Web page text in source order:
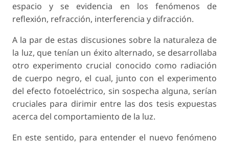
espacio y se evidencia en los fenómenos de
reflexión, refracción, interferencia y difracción.
A la par de estas discusiones sobre la naturaleza de
la luz, que tenían un éxito alternado, se desarrollaba
otro experimento crucial conocido como radiación
de cuerpo negro, el cual, junto con el experimento
del efecto fotoeléctrico, sin sospecha alguna, serían
cruciales para dirimir entre las dos tesis expuestas
acerca del comportamiento de la luz.
En este sentido, para entender el nuevo fenómeno